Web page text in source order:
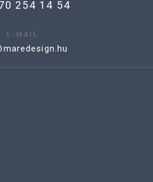
254 14 54
E-MAIL